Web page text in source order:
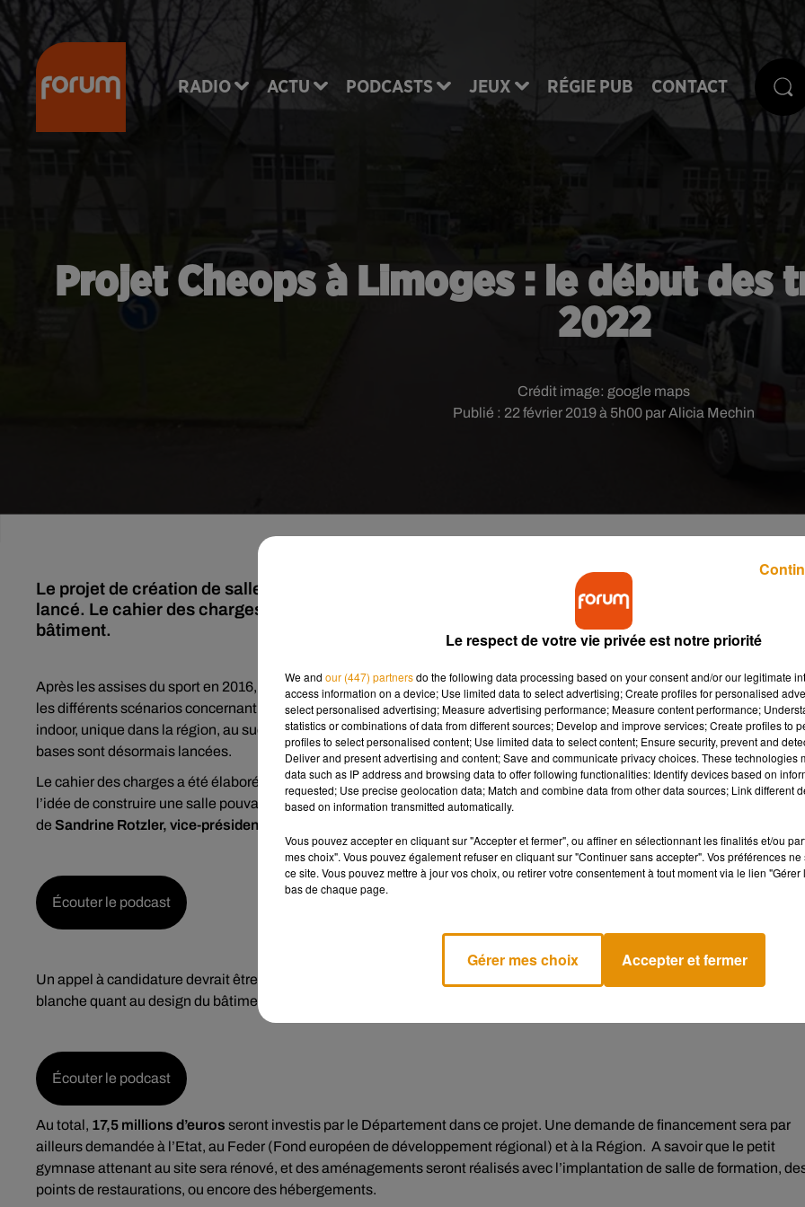
RADIO ACTU PODCASTS JEUX RÉGIE PUB CONTACT
Projet Cheops à Limoges : le début des
2022
Publié : 22 février 2019 à 5h00 par Alicia Mechin
Crédit image: google maps
Le projet de création de salle d'athlétisme indoor à Limoges, le projet « Cheops » est officiellement
lancé. Le cahier des charges a été élaboré. Reste à trouver l'architecte qui imaginera ce nouveau
bâtiment.
Après les assises du sport en 2016, le département de la Haute-Viennea mis en place un comité de pilotage pour aborder
les différents scénarios concernant
ce projet Cheops. L’idée de base est la suivante : créer une nouvelle salle d’athlétisme
indoor, unique dans la région, au sud de Limoges. Le programme a été passé en réunion plénière le 12 février dernier. Les
bases sont désormais lancées.
Le cahier des charges a été élaboré, mais il faudra encore l’affiner techniquement. Le Conseil départemental est parti dans
l’idée de construire une salle pouvant accueillir 1000 personnes, s’étendant sur
de Sandrine Rotzler, vice-présidente du département, en charge des sports et de la vie associative :
Écouter le podcast
Un appel à candidature devrait être lancé d’ici quelques semaines auprès
blanche quant au design du bâtiment. En respectant toutefois quelques éléments bien précis :
Écouter le podcast
Au total, 17,5 millions d’euros seront investis par le Département dans ce projet. Une demande de financement sera par
ailleurs demandée à l’Etat, au Feder (Fond européen de développement régional) et à la Région. A savoir que le petit
gymnase attenant au site sera rénové, et des aménagements seront réalisés avec l’implantation de salle de formation,
points de restaurations, ou encore des hébergements.
Le respect de votre vie privée est notre priorité
We and our (447) partnersdo the following data processing based on your consent and/or our legitimate
access information on a device; Use limited data to select advertising; Create profiles for personalised
select personalised advertising; Measure advertising performance; Measure content performance;
statistics or combinations of data from different sources; Develop and improve services; Create profiles to
profiles to select personalised content; Use limited data to select content; Ensure security, prevent and
Deliver and present advertising and content; Save and communicate privacy choices. These technologies
data such as IP address and browsing data to offer following functionalities: Identify devices based on
requested; Use precise geolocation data; Match and combine data from other data sources; Link different
based on information transmitted automatically.
Vous pouvez accepter en cliquant sur "Accepter et fermer", ou affiner en sélectionnant les finalités et/ou
mes choix". Vous pouvez également refuser en cliquant sur "Continuer sans accepter". Vos préférences
ce site. Vous pouvez mettre à jour vos choix, ou retirer votre consentement à tout moment via le lien
bas de chaque page.
Gérer mes choix Accepter et fermer